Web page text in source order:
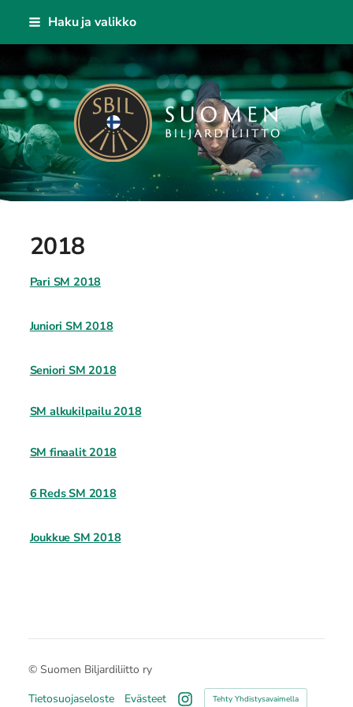
Siirry
sisältöön
Haku ja valikko
Suomen Biljardiliitto ry
2018
Pari SM 2018
Juniori SM 2018
Seniori SM 2018
SM alkukilpailu 2018
SM finaalit 2018
6 Reds SM 2018
Joukkue SM 2018
© Suomen Biljardiliitto ry
Tietosuojaseloste
Evästeet
Tehty Yhdistysavaimella